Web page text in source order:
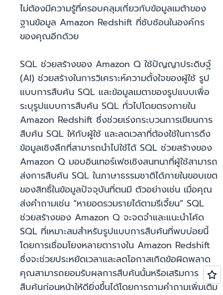
ไม่ต้องมีความรู้ที่ครอบคลุมเกี่ยวกับข้อมูลเมต้าของ
ฐานข้อมูล Amazon Redshift ที่ซับซ้อนในองค์กร
ของคุณอีกด้วย
SQL ช่วยสร้างของ Amazon Q ใช้ปัญญาประดิษฐ์
(AI) ช่วยสร้างในการวิเคราะห์ความตั้งใจของผู้ใช้ รูป
แบบการสืบค้น SQL และข้อมูลเมตาของรูปแบบเพื่อ
ระบุรูปแบบการสืบค้น SQL ทั่วไปโดยตรงภายใน
Amazon Redshift ซึ่งช่วยเร่งกระบวนการเขียนการ
สืบค้น SQL ให้กับผู้ใช้ และลดเวลาที่ต้องใช้ในการดึง
ข้อมูลเชิงลึกที่สามารถนำไปใช้ได้ SQL ช่วยสร้างของ
Amazon Q มอบอินเทอร์เฟซเชิงสนทนาที่ผู้ใช้สามารถ
ส่งการสืบค้น SQL ในภาษาธรรมชาติได้ภายในขอบเขต
ของสิทธิ์ในข้อมูลปัจจุบันที่ตนมี ตัวอย่างเช่น เมื่อคุณ
ส่งคำถามเช่น “หายอดรวมรายได้ตามรีเจี้ยน” SQL
ช่วยสร้างของ Amazon Q จะจดจำและแนะนำโค้ด
SQL ที่เหมาะสมสำหรับรูปแบบการสืบค้นที่พบบ่อยนี้
โดยการเชื่อมโยงหลายตารางใน Amazon Redshift
ซึ่งจะช่วยประหยัดเวลาและลดโอกาสเกิดข้อผิดพลาด
คุณสามารถยอมรับผลการสืบค้นนั้นหรือเสริมการ
สืบค้นก่อนหน้าให้ดียิ่งขึ้นได้โดยการถามคำถามเพิ่มเติม